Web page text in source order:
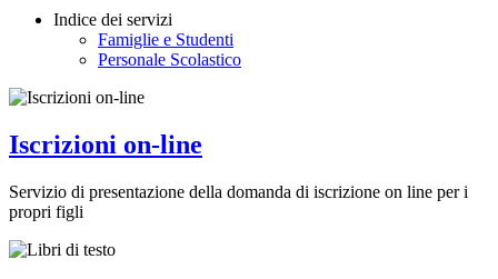
Indice dei servizi
Famiglie e Studenti
Personale Scolastico
Iscrizioni on-line
Servizio di presentazione della domanda di iscrizione on line per i
propri figli